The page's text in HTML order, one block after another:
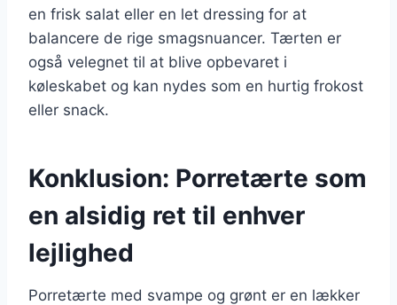
en frisk salat eller en let dressing for at
balancere de rige smagsnuancer. Tærten er
også velegnet til at blive opbevaret i
køleskabet og kan nydes som en hurtig frokost
eller snack.
Konklusion: Porretærte som
en alsidig ret til enhver
lejlighed
Porretærte med svampe og grønt er en lækker